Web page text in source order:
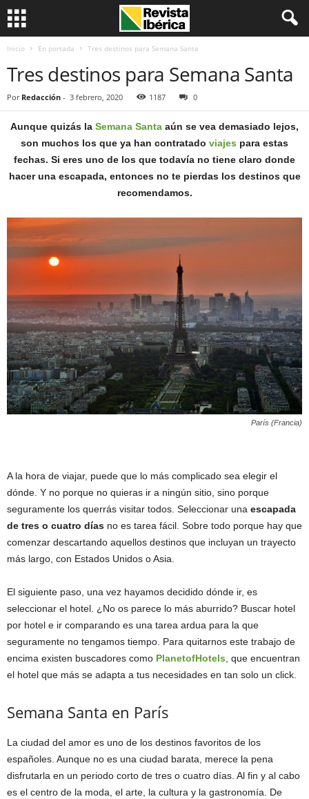
Inicio En portada Tres destinos para Semana Santa
Tres destinos para Semana Santa
Por Redacción - 3 febrero, 2020 1187 0
Aunque quizás la Semana Santa aún se vea demasiado lejos,
son muchos los que ya han contratado viajes para estas
fechas. Si eres uno de los que todavía no tiene claro donde
hacer una escapada, entonces no te pierdas los destinos que
recomendamos.
París (Francia)
A la hora de viajar, puede que lo más complicado sea elegir el
dónde. Y no porque no quieras ir a ningún sitio, sino porque
seguramente los querrás visitar todos. Seleccionar una escapada
de tres o cuatro días no es tarea fácil. Sobre todo porque hay que
comenzar descartando aquellos destinos que incluyan un trayecto
más largo, con Estados Unidos o Asia.
El siguiente paso, una vez hayamos decidido dónde ir, es
seleccionar el hotel. ¿No os parece lo más aburrido? Buscar hotel
por hotel e ir comparando es una tarea ardua para la que
seguramente no tengamos tiempo. Para quitarnos este trabajo de
encima existen buscadores como PlanetofHotels , que encuentran
el hotel que más se adapta a tus necesidades en tan solo un click.
Semana Santa en París
La ciudad del amor es uno de los destinos favoritos de los
españoles. Aunque no es una ciudad barata, merece la pena
disfrutarla en un periodo corto de tres o cuatro días. Al fin y al cabo
es el centro de la moda, el arte, la cultura y la gastronomía. De